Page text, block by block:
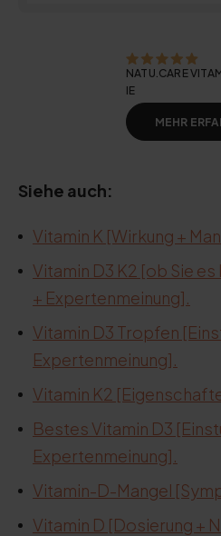
NATU.CARE
IE
MEHR
Siehe auch:
Vitamin K [Wirkung +
Vitamin D3 K2 [ob Sie
+ Expertenmeinung].
Vitamin D3 Tropfen
Expertenmeinung].
Vitamin K2
Bestes Vitamin D3
Expertenmeinung].
Vitamin-D-Mangel
Vitamin D [Dosierung +